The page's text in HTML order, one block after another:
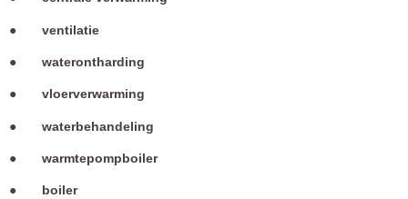
● ventilatie
● waterontharding
● vloerverwarming
● waterbehandeling
● warmtepompboiler
● boiler